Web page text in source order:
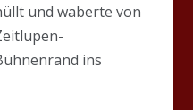
und waberte von
ins